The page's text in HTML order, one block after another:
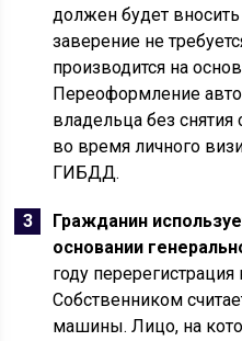
должен будет
заверение не
производится на
Переоформление
владельца без
во время личного
ГИБДД.
Гражданин
основании
году
Собственником
машины. Лицо, на